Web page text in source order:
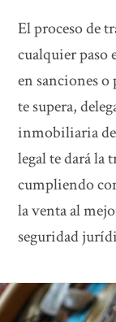
El proceso de
cualquier paso
en sanciones o
te supera,
inmobiliaria de
legal te dará la
cumpliendo
la venta al
seguridad